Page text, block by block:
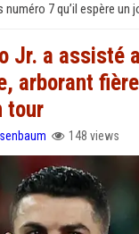
7 qu’il espère un
Jr. a assisté
arborant
tour
148 views